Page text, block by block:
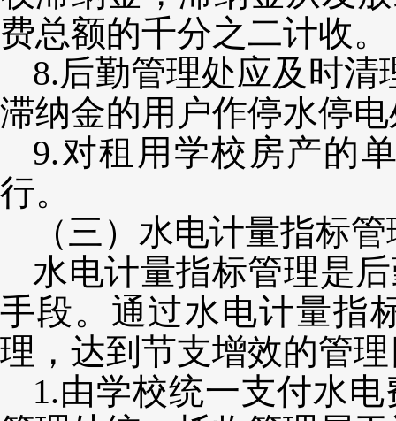
费总额的千分之二计收。
8.后勤管理处应及时
滞纳金的用户作停水停
9.对租用学校房产的
行。
（三）水电计量指标
水电计量指标管理是
手段。通过水电计量指
理，达到节支增效的管
1.由学校统一支付水